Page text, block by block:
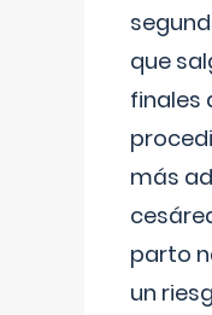
que
finales
más
parto
un